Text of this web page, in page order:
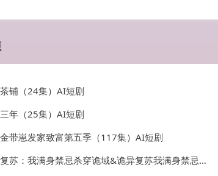
铺（24集）AI短剧
年（25集）AI短剧
带崽发家致富第五季（117集）AI短剧
：我满身禁忌杀穿诡域&诡异复苏我满身禁忌杀穿诡域（48集）AI短剧